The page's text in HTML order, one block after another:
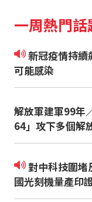
一周熱門話
新冠疫情持續飆升 常見八大症狀 沒發燒也
可能感染
解放軍建軍99年
64」攻下多個解
對中科技圍堵反加速中國科技自主？！中
國光刻機量產印